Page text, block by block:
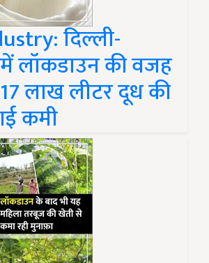
दिल्ली-
लॉकडाउन की वजह
लाख लीटर दूध की
कमी